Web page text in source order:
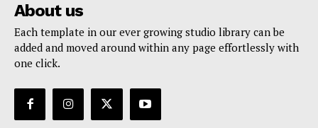
About us
Each template in our ever growing studio library can be
added and moved around within any page effortlessly with
one click.